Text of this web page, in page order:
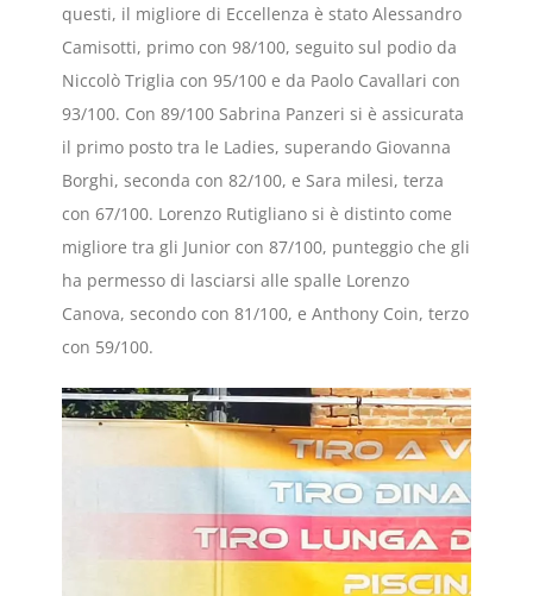
questi, il migliore di Eccellenza è stato Alessandro
Camisotti, primo con 98/100, seguito sul podio da
Niccolò Triglia con 95/100 e da Paolo Cavallari con
93/100. Con 89/100 Sabrina Panzeri si è assicurata
il primo posto tra le Ladies, superando Giovanna
Borghi, seconda con 82/100, e Sara milesi, terza
con 67/100. Lorenzo Rutigliano si è distinto come
migliore tra gli Junior con 87/100, punteggio che gli
ha permesso di lasciarsi alle spalle Lorenzo
Canova, secondo con 81/100, e Anthony Coin, terzo
con 59/100.